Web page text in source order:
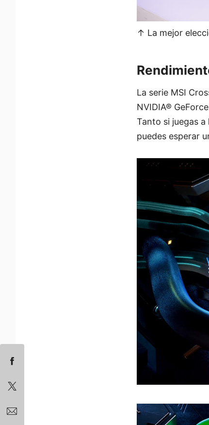
↑ La mejor
La serie MSI
NVIDIA®
Tanto si juegas
puedes esperar